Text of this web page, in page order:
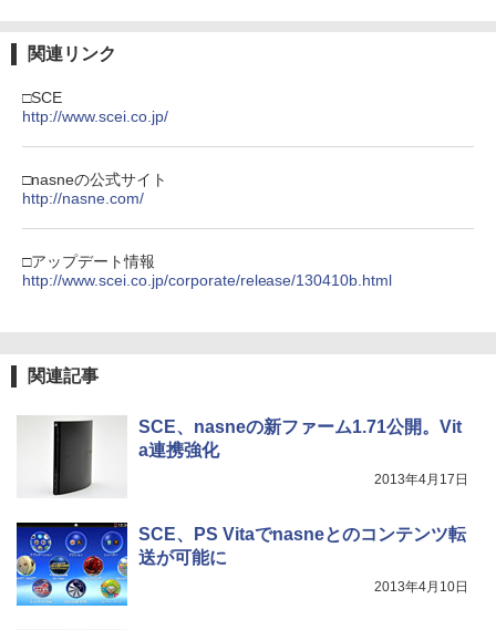
関連リンク
□SCE
http://www.scei.co.jp/
□nasneの公式サイト
http://nasne.com/
□アップデート情報
http://www.scei.co.jp/corporate/release/130410b.html
関連記事
SCE、nasneの新ファーム1.71公開。Vit
a連携強化
2013年4月17日
SCE、PS Vitaでnasneとのコンテンツ転
送が可能に
2013年4月10日